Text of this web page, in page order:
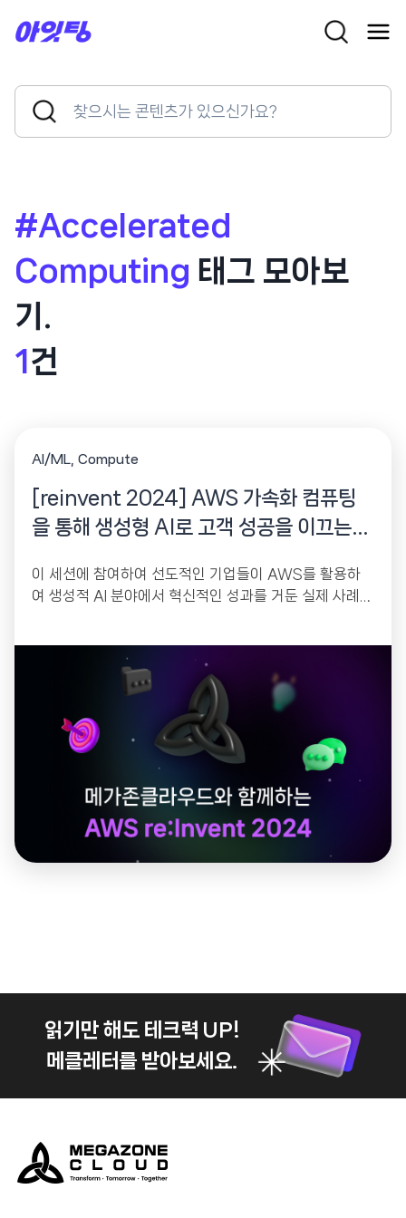
Search
Search
Button
#Accelerated
Computing 태그 모아보
기.
1 건
AI/ML Compute
[reinvent 2024] AWS 가속화 컴퓨팅
을 통해 생성형 AI로 고객 성공을 이끄는
이 세션에 참여하여 선도적인 기업들이 AWS를 활용하
여 생성적 AI 분야에서 혁신적인 성과를 거둔 실제 사례를
읽기만 해도 테크력 UP!
메클레터를 받아보세요.